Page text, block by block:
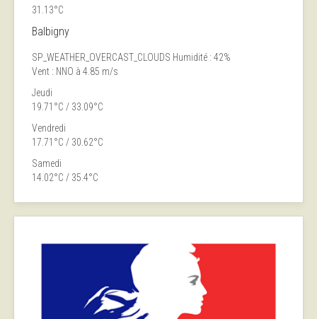
31.13°C
Balbigny
SP_WEATHER_OVERCAST_CLOUDS Humidité : 42%
Vent : NNO à 4.85 m/s
Jeudi
19.71°C / 33.09°C
Vendredi
17.71°C / 30.62°C
Samedi
14.02°C / 35.4°C